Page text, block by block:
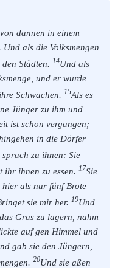
dannen in einem
als die Volksmengen
Städten. 14Und als
und er wurde
Schwachen. 15Als es
Jünger zu ihm und
ist schon vergangen;
in die Dörfer
sprach zu ihnen: Sie
ihr ihnen zu essen. 17Sie
als nur fünf Brote
sie mir her. 19Und
Gras zu lagern, nahm
auf gen Himmel und
gab sie den Jüngern,
20Und sie aßen